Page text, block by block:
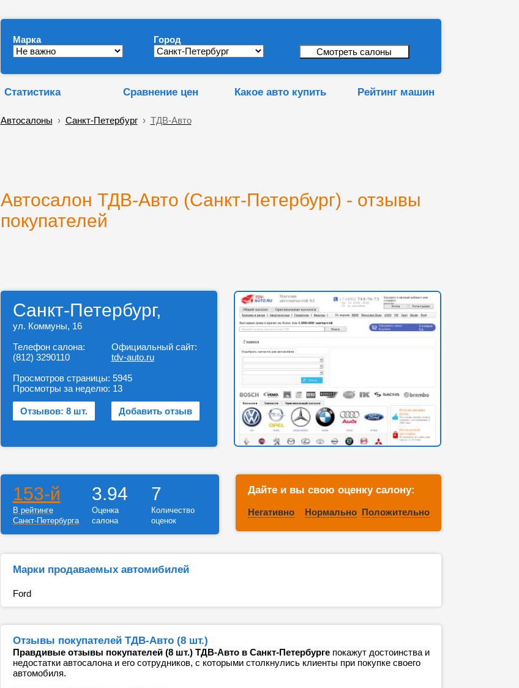
Марка Город
Статистика Сравнение цен Какое авто купить Рейтинг машин
Автосалоны › Санкт-Петербург› ТДВ-Авто
Автосалон ТДВ-Авто (Санкт-Петербург) - отзывы
покупателей
Санкт-Петербург,
ул. Коммуны, 16
Телефон салона:
(812) 3290110
Официальный сайт:
tdv-auto.ru
Просмотров страницы:
Просмотры за неделю:
5945
13
Отзывов: 8 шт. Добавить отзыв
153-й
В рейтинге
Санкт-Петербурга
3.94
Оценка
салона
7
Количество
оценок
Дайте и вы свою оценку салону:
Негативно Нормально Положительно
Марки продаваемых автомибилей
Ford
Отзывы покупателей ТДВ-Авто (8 шт.)
Правдивые отзывы покупателей (8 шт.) ТДВ-Авто в Санкт-Петербургепокажут достоинства и
недостатки автосалона и его сотрудников, с которыми столкнулись клиенты при покупке своего
автомобиля.